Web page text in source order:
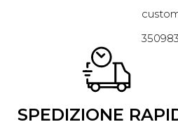
SPEDIZIONE